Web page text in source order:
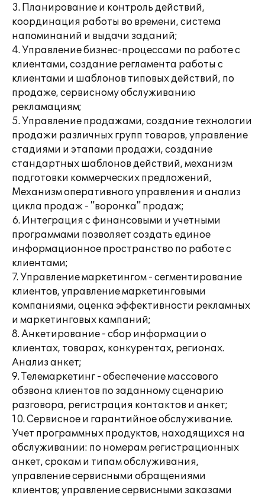
3. Планирование и контроль действий,
координация работы во времени, система
напоминаний и выдачи заданий;
4. Управление бизнес-процессами по работе с
клиентами, создание регламента работы с
клиентами и шаблонов типовых действий, по
продаже, сервисному обслуживанию
рекламациям;
5. Управление продажами, создание технологии
продажи различных групп товаров, управление
стадиями и этапами продажи, создание
стандартных шаблонов действий, механизм
подготовки коммерческих предложений,
Механизм оперативного управления и анализ
цикла продаж - "воронка" продаж;
6. Интеграция с финансовыми и учетными
программами позволяет создать единое
информационное пространство по работе с
клиентами;
7. Управление маркетингом - сегментирование
клиентов, управление маркетинговыми
компаниями, оценка эффективности рекламных
и маркетинговых кампаний;
8. Анкетирование - сбор информации о
клиентах, товарах, конкурентах, регионах.
Анализ анкет;
9. Телемаркетинг - обеспечение массового
обзвона клиентов по заданному сценарию
разговора, регистрация контактов и анкет;
10. Сервисное и гарантийное обслуживание.
Учет программных продуктов, находящихся на
обслуживании: по номерам регистрационных
анкет, срокам и типам обслуживания,
управление сервисными обращениями
клиентов; управление сервисными заказами